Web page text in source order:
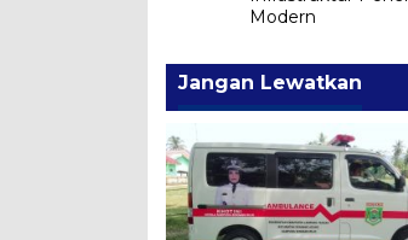
Modern
Jangan Lewatkan